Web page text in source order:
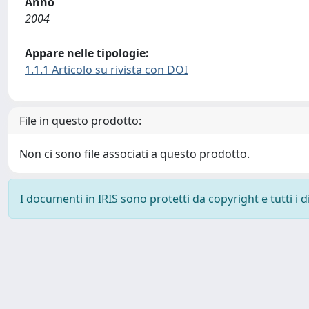
2004
Appare nelle tipologie:
1.1.1 Articolo su rivista con DOI
File in questo prodotto:
Non ci sono file associati a questo prodotto.
I documenti in IRIS sono protetti da copyright e tutti i